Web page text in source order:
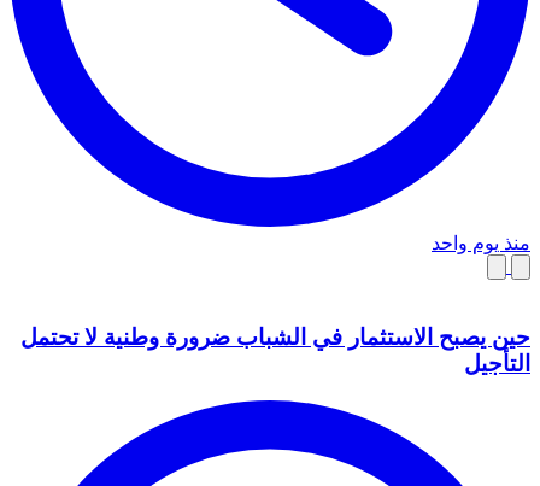
منذ يوم واحد
حين يصبح الاستثمار في الشباب ضرورة وطنية لا تحتمل
التأجيل